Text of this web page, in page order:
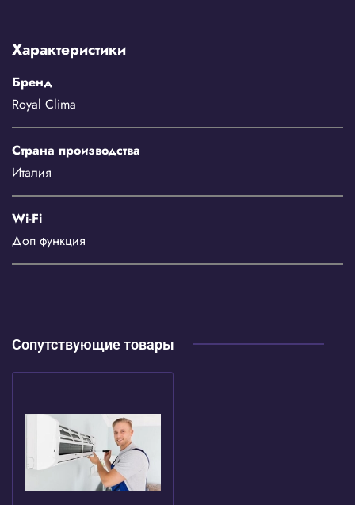
Характеристики
Бренд
Royal Clima
Страна производства
Италия
Wi-Fi
Доп функция
Сопутствующие товары